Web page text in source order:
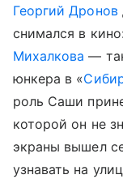
Георгий Дронов
снимался в
Михалкова —
юнкера в «
роль Саши
которой он не
экраны вышел
узнавать на